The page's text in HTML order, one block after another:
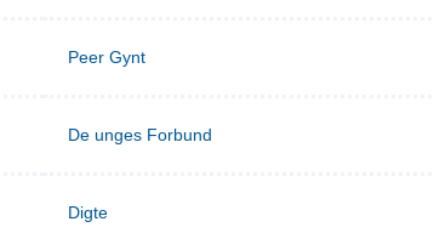
Peer Gynt
De unges Forbund
Digte